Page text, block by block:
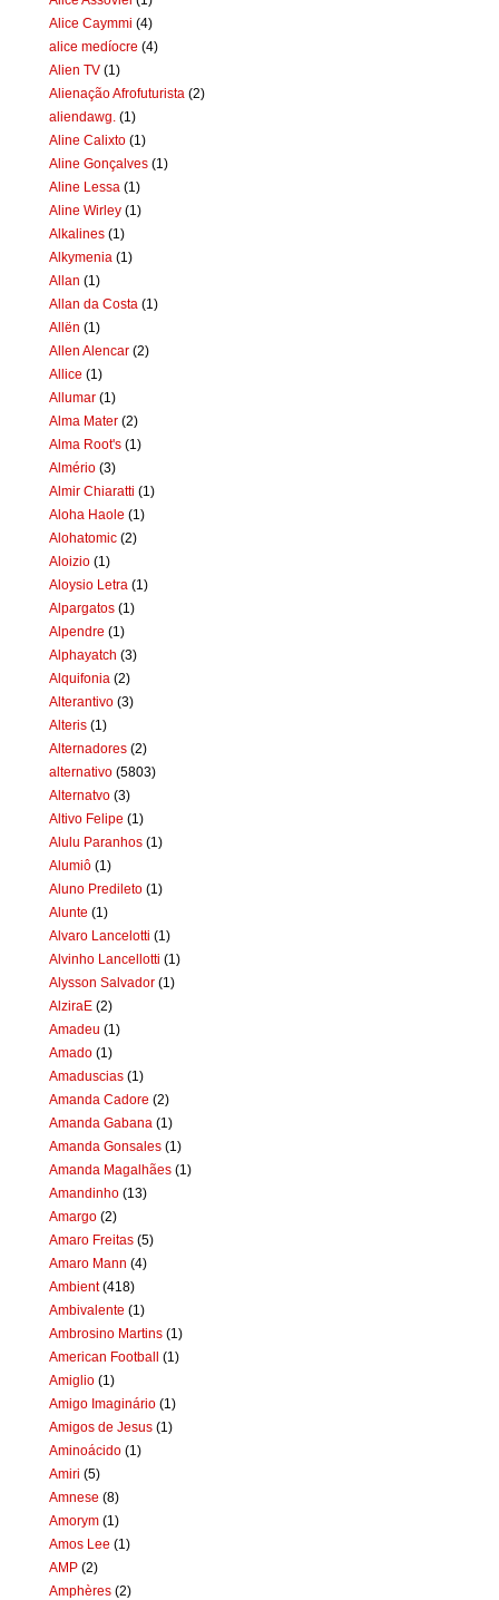
Alice Caymmi (4)
alice medíocre (4)
Alien TV (1)
Alienação Afrofuturista (2)
aliendawg. (1)
Aline Calixto (1)
Aline Gonçalves (1)
Aline Lessa (1)
Aline Wirley (1)
Alkalines (1)
Alkymenia (1)
Allan (1)
Allan da Costa (1)
Allën (1)
Allen Alencar (2)
Allice (1)
Allumar (1)
Alma Mater (2)
Alma Root's (1)
Almério (3)
Almir Chiaratti (1)
Aloha Haole (1)
Alohatomic (2)
Aloizio (1)
Aloysio Letra (1)
Alpargatos (1)
Alpendre (1)
Alphayatch (3)
Alquifonia (2)
Alterantivo (3)
Alteris (1)
Alternadores (2)
alternativo (5803)
Alternatvo (3)
Altivo Felipe (1)
Alulu Paranhos (1)
Alumiô (1)
Aluno Predileto (1)
Alunte (1)
Alvaro Lancelotti (1)
Alvinho Lancellotti (1)
Alysson Salvador (1)
AlziraE (2)
Amadeu (1)
Amado (1)
Amaduscias (1)
Amanda Cadore (2)
Amanda Gabana (1)
Amanda Gonsales (1)
Amanda Magalhães (1)
Amandinho (13)
Amargo (2)
Amaro Freitas (5)
Amaro Mann (4)
Ambient (418)
Ambivalente (1)
Ambrosino Martins (1)
American Football (1)
Amiglio (1)
Amigo Imaginário (1)
Amigos de Jesus (1)
Aminoácido (1)
Amiri (5)
Amnese (8)
Amorym (1)
Amos Lee (1)
AMP (2)
Amphères (2)